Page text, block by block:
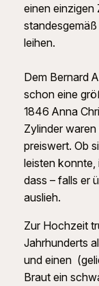
einen einzigen
leihen.
Dem Bernard
schon eine
1846 Anna
Zylinder
preiswert. Ob
leisten konnte,
dass – falls er
auslieh.
Zur Hochzeit
Jahrhunderts
und einen
Braut ein